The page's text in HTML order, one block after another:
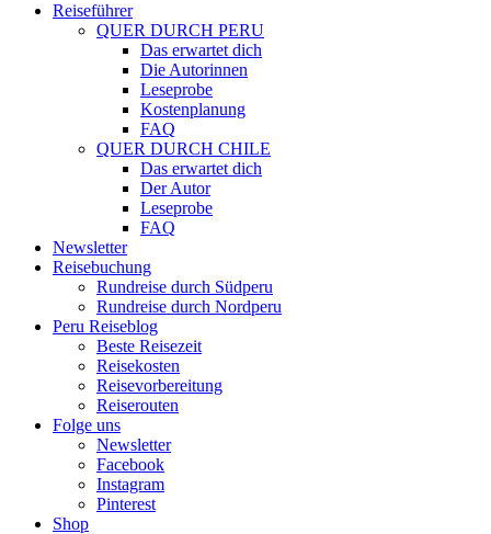
Reiseführer
QUER DURCH PERU
Das erwartet dich
Die Autorinnen
Leseprobe
Kostenplanung
FAQ
QUER DURCH CHILE
Das erwartet dich
Der Autor
Leseprobe
FAQ
Newsletter
Reisebuchung
Rundreise durch Südperu
Rundreise durch Nordperu
Peru Reiseblog
Beste Reisezeit
Reisekosten
Reisevorbereitung
Reiserouten
Folge uns
Newsletter
Facebook
Instagram
Pinterest
Shop